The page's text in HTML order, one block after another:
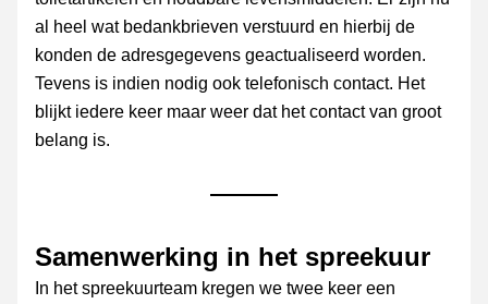
al heel wat bedankbrieven verstuurd en hierbij de
konden de adresgegevens geactualiseerd worden.
Tevens is indien nodig ook telefonisch contact. Het
blijkt iedere keer maar weer dat het contact van groot
belang is.
Samenwerking in het spreekuur
In het spreekuurteam kregen we twee keer een